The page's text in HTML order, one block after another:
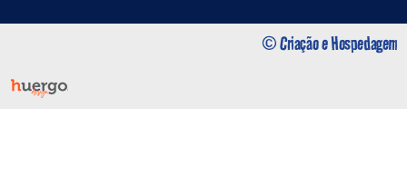
© Criação e Hospedagem